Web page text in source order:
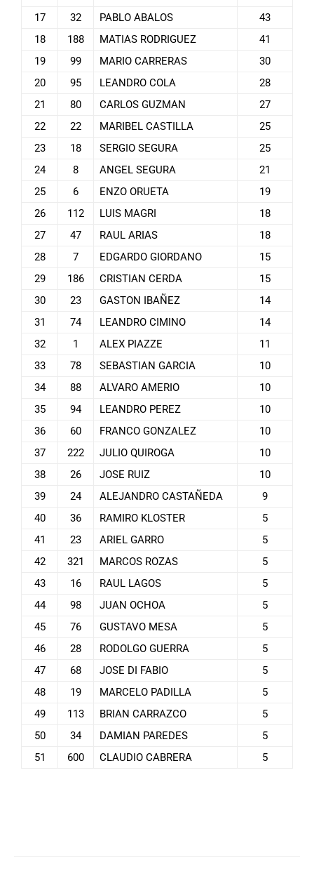
17
32 PABLO ABALOS
43
18
188 MATIAS RODRIGUEZ
41
19
99 MARIO CARRERAS
30
20
95 LEANDRO COLA
28
21
80 CARLOS GUZMAN
27
22
22 MARIBEL CASTILLA
25
23
18 SERGIO SEGURA
25
24
8 ANGEL SEGURA
21
25
6 ENZO ORUETA
19
26
112 LUIS MAGRI
18
27
47 RAUL ARIAS
18
28
7 EDGARDO GIORDANO
15
29
186 CRISTIAN CERDA
15
30
23 GASTON IBAÑEZ
14
31
74 LEANDRO CIMINO
14
32
1 ALEX PIAZZE
11
33
78 SEBASTIAN GARCIA
10
34
88 ALVARO AMERIO
10
35
94 LEANDRO PEREZ
10
36
60 FRANCO GONZALEZ
10
37
222 JULIO QUIROGA
10
38
26 JOSE RUIZ
10
39
24 ALEJANDRO CASTAÑEDA
9
40
36 RAMIRO KLOSTER
5
41
23 ARIEL GARRO
5
42
321 MARCOS ROZAS
5
43
16 RAUL LAGOS
5
44
98 JUAN OCHOA
5
45
76 GUSTAVO MESA
5
46
28 RODOLGO GUERRA
5
47
68 JOSE DI FABIO
5
48
19 MARCELO PADILLA
5
49
113 BRIAN CARRAZCO
5
50
34 DAMIAN PAREDES
5
51
600 CLAUDIO CABRERA 5